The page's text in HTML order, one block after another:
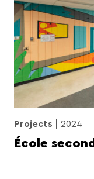
Projects 2024
École